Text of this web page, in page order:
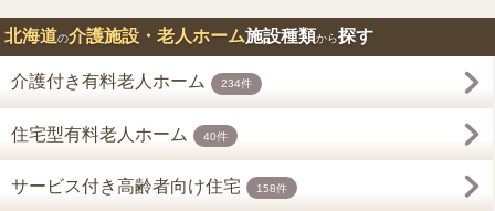
北海道の介護施設・老人ホーム施設種類から探す
介護付き有料老人ホーム 234件
住宅型有料老人ホーム 40件
サービス付き高齢者向け住宅 158件